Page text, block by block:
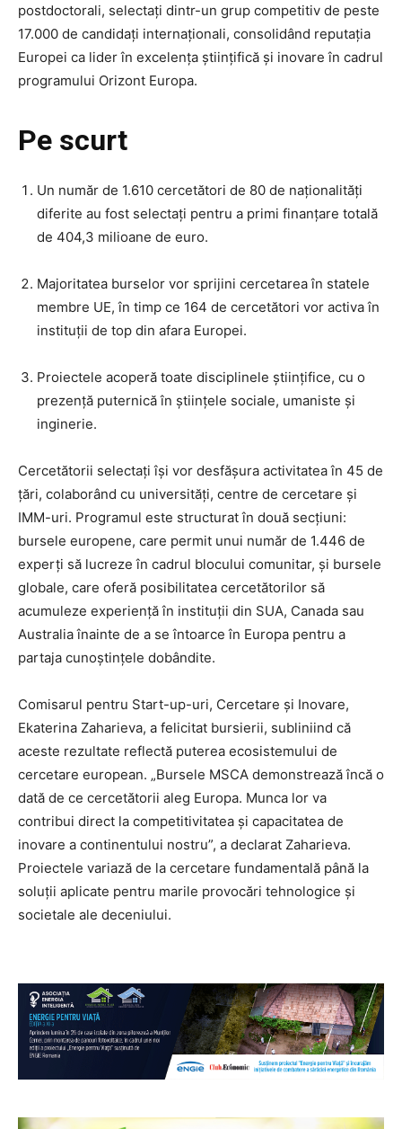
postdoctorali, selectați dintr-un grup competitiv de peste
17.000 de candidați internaționali, consolidând reputația
Europei ca lider în excelența științifică și inovare în cadrul
programului Orizont Europa.
Pe scurt
Un număr de 1.610 cercetători de 80 de naționalități
diferite au fost selectați pentru a primi finanțare totală
de 404,3 milioane de euro.
Majoritatea burselor vor sprijini cercetarea în statele
membre UE, în timp ce 164 de cercetători vor activa în
instituții de top din afara Europei.
Proiectele acoperă toate disciplinele științifice, cu o
prezență puternică în științele sociale, umaniste și
inginerie.
Cercetătorii selectați își vor desfășura activitatea în 45 de
țări, colaborând cu universități, centre de cercetare și
IMM-uri. Programul este structurat în două secțiuni:
bursele europene, care permit unui număr de 1.446 de
experți să lucreze în cadrul blocului comunitar, și bursele
globale, care oferă posibilitatea cercetătorilor să
acumuleze experiență în instituții din SUA, Canada sau
Australia înainte de a se întoarce în Europa pentru a
partaja cunoștințele dobândite.
Comisarul pentru Start-up-uri, Cercetare și Inovare,
Ekaterina Zaharieva, a felicitat bursierii, subliniind că
aceste rezultate reflectă puterea ecosistemului de
cercetare european. „Bursele MSCA demonstrează încă o
dată de ce cercetătorii aleg Europa. Munca lor va
contribui direct la competitivitatea și capacitatea de
inovare a continentului nostru”, a declarat Zaharieva.
Proiectele variază de la cercetare fundamentală până la
soluții aplicate pentru marile provocări tehnologice și
societale ale deceniului.